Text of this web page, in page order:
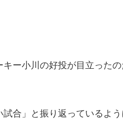
ー小川の好投が目立った
合」と振り返っているよ